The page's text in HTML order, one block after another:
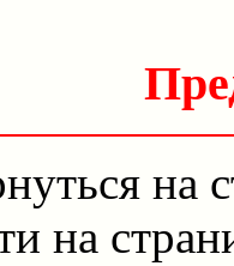
на
на